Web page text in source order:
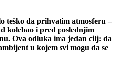
teško da prihvatim atmosferu –
kolebao i pred poslednjim
Ova odluka ima jedan cilj: da
u kojem svi mogu da se